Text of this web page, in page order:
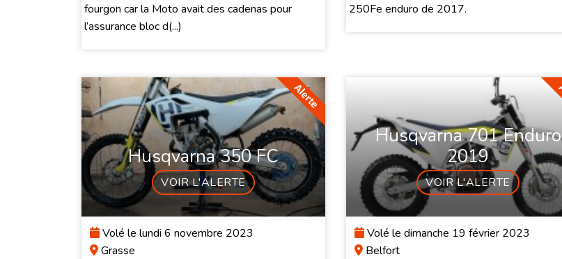
fourgon car la Moto avait des cadenas pour
l’assurance bloc d(...)
250Fe enduro de 2017.
Husqvarna 350 FC
VOIR L'ALERTE
Volé le lundi 6 novembre 2023
Grasse
Husqvarna 701 Enduro
2019
VOIR L'ALERTE
Volé le dimanche 19 février 2023
Belfort